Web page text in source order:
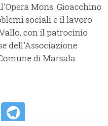
Mons. Gioacchino
sociali e il lavoro
con il patrocinio
dell'Associazione
di Marsala.